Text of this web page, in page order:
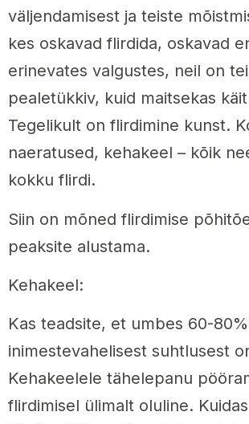
väljendamisest ja teiste
kes oskavad flirdida, oskavad
erinevates valgustes, neil on
pealetükkiv, kuid maitsekas
Tegelikult on flirdimine kunst.
naeratused, kehakeel – kõik
kokku flirdi.
Siin on mõned flirdimise
peaksite alustama.
Kehakeel:
Kas teadsite, et umbes 60-80%
inimestevahelisest suhtlusest
Kehakeelele tähelepanu
flirdimisel ülimalt oluline.